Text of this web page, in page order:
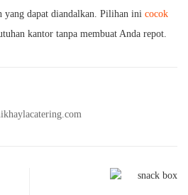
yang dapat diandalkan. Pilihan ini cocok
kantor tanpa membuat Anda repot.